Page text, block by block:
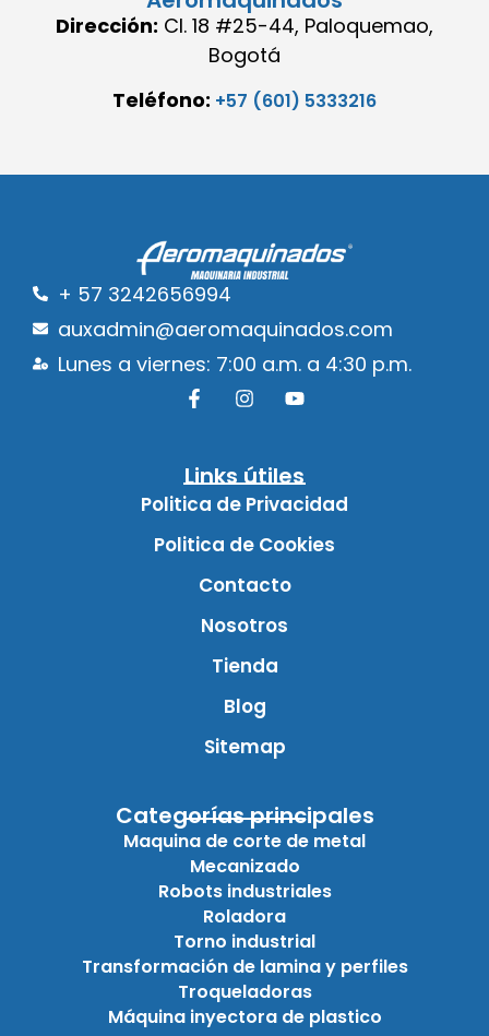
Dirección: Cl. 18 #25-44, Paloquemao,
Bogotá
Teléfono: +57 (601) 5333216
+ 57 3242656994
auxadmin@aeromaquinados.com
Lunes a viernes: 7:00 a.m. a 4:30 p.m.
Links útiles
Politica de Privacidad
Politica de Cookies
Contacto
Nosotros
Tienda
Blog
Sitemap
Categorías principales
Maquina de corte de metal
Mecanizado
Robots industriales
Roladora
Torno industrial
Transformación de lamina y perfiles
Troqueladoras
Máquina inyectora de plastico